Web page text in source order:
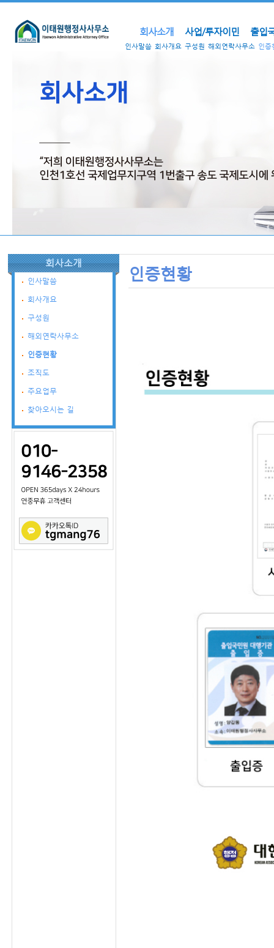
회사소개 사업/투자이민 출입
인사말씀 회사개요 구성원 해외연락사무소 인증
회사소개
인사말씀
회사개요
구성원
해외연락사무소
인증현황
조직도
주요업무
찾아오시는 길
인증현황